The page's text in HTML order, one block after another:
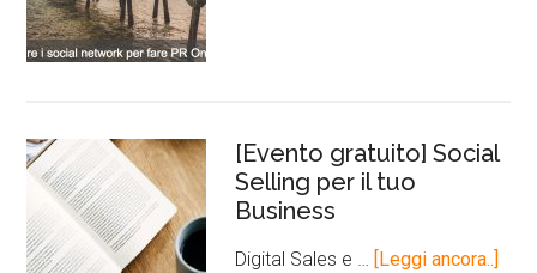
[Evento gratuito] Social
Selling per il tuo
Business
Digital Sales e … [Leggi ancora..]